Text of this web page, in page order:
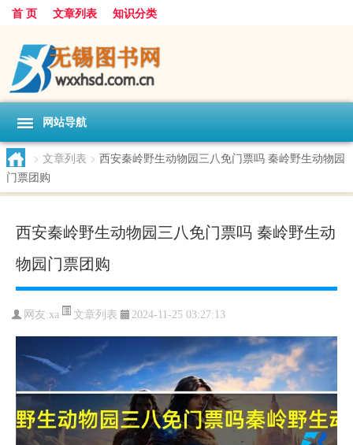
首 页 文章列表 知识分类
网站导航
> 文章列表 > 西安秦岭野生动物园三八免门票吗 秦岭野生动物园
门票团购
西安秦岭野生动物园三八免门票吗 秦岭野生动
物园门票团购
网友:xa 文章列表 2024-11-25 03:27:13